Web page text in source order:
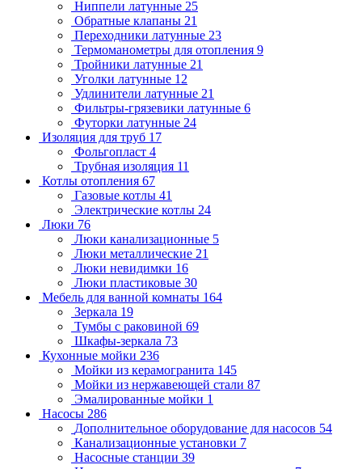
Ниппели латунные 25
Обратные клапаны 21
Переходники латунные 23
Термоманометры для отопления 9
Тройники латунные 21
Уголки латунные 12
Удлинители латунные 21
Фильтры-грязевики латунные 6
Футорки латунные 24
Изоляция для труб 17
Фольгопласт 4
Трубная изоляция 11
Котлы отопления 67
Газовые котлы 41
Электрические котлы 24
Люки 76
Люки канализационные 5
Люки металлические 21
Люки невидимки 16
Люки пластиковые 30
Мебель для ванной комнаты 164
Зеркала 19
Тумбы с раковиной 69
Шкафы-зеркала 73
Кухонные мойки 236
Мойки из керамогранита 145
Мойки из нержавеющей стали 87
Эмалированные мойки 1
Насосы 286
Дополнительное оборудование для насосов 54
Канализационные установки 7
Насосные станции 39